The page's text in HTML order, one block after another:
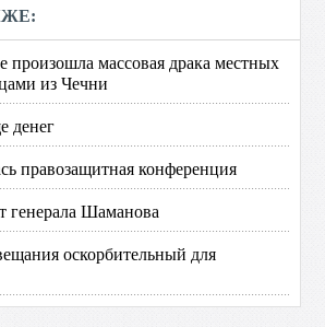
произошла массовая драка местных
из Чечни
денег
правозащитная конференция
генерала Шаманова
оскорбительный для